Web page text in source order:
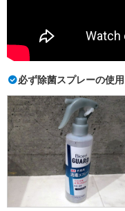
必ず除菌スプレーの使用